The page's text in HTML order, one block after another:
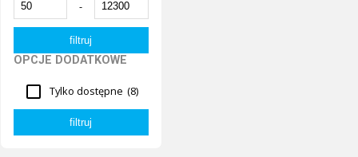
-
OPCJE DODATKOWE
Tylko dostępne (8)